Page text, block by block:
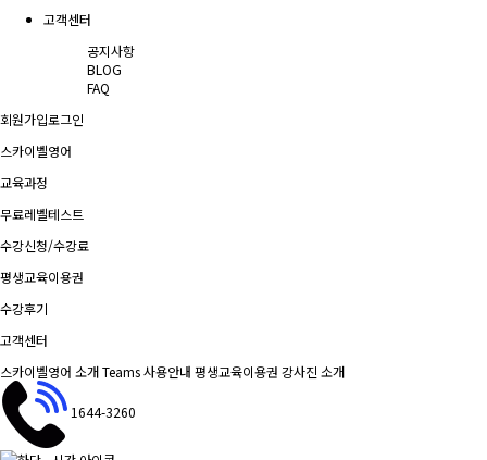
고객센터
공지사항
BLOG
FAQ
회원가입로그인
스카이벨영어
교육과정
무료레벨테스트
수강신청/수강료
평생교육이용권
수강후기
고객센터
스카이벨영어 소개Teams 사용안내 평생교육이용권 강사진 소개
1644-3260